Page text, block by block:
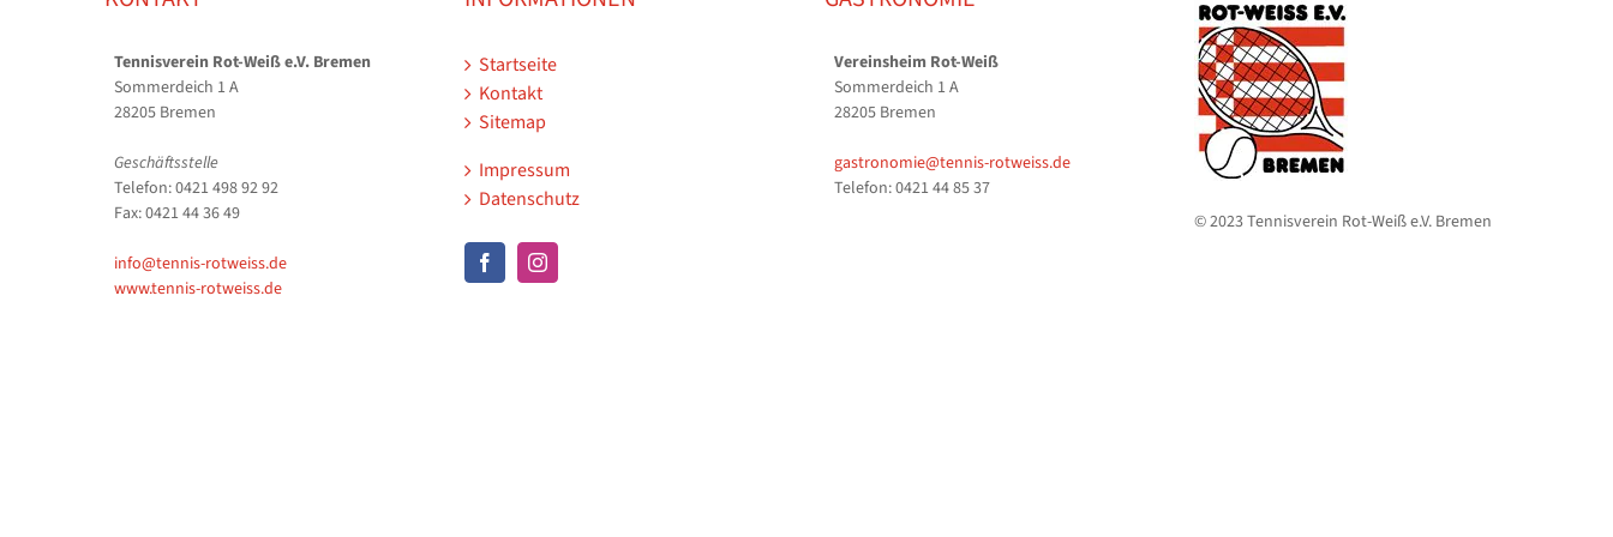
Tennisverein Rot-Weiß e.V. Bremen
Sommerdeich 1 A
28205 Bremen
Geschäftsstelle
Telefon: 0421 498 92 92
Fax: 0421 44 36 49
info@tennis-rotweiss.de
www.tennis-rotweiss.de
Startseite
Kontakt
Sitemap
Impressum
Datenschutz
Vereinsheim Rot-Weiß
Sommerdeich 1 A
28205 Bremen
gastronomie@tennis-rotweiss.de
Telefon: 0421 44 85 37
© 2023 Tennisverein Rot-Weiß e.V. Bremen